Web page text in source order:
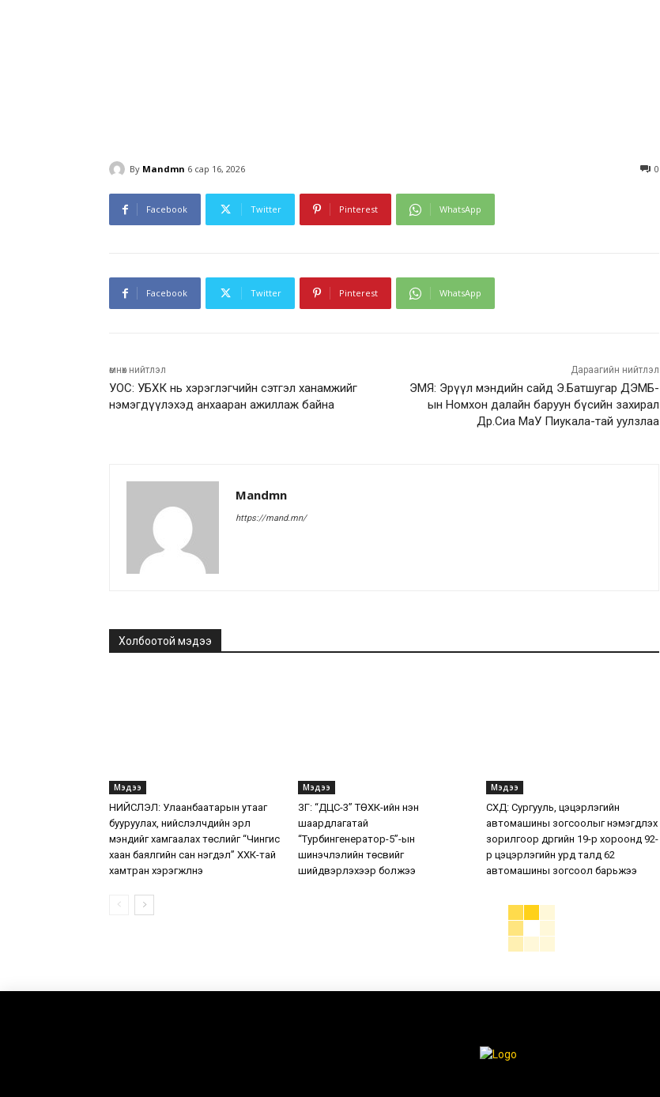
By Mandmn 6 сар 16, 2026 0
Facebook Twitter Pinterest WhatsApp
Facebook Twitter Pinterest WhatsApp
өмнөх нийтлэл
УОС: УБХК нь хэрэглэгчийн сэтгэл ханамжийг
нэмэгдүүлэхэд анхааран ажиллаж байна
Дараагийн нийтлэл
ЭМЯ: Эрүүл мэндийн сайд Э.Батшугар ДЭМБ-
ын Номхон далайн баруун бүсийн захирал
Др.Сиа МаУ Пиукала-тай уулзлаа
Mandmn
https://mand.mn/
Холбоотой мэдээ
Мэдээ
НИЙСЛЭЛ: Улаанбаатарын утааг
бууруулах, нийслэлчүүдийн эрүүл
мэндийг хамгаалах төслийг “Чингис
хаан баялгийн сан нэгдэл” ХХК-тай
хамтран хэрэгжүүлнэ
Мэдээ
ЗГ: “ДЦС-3” ТӨХК-ийн нэн
шаардлагатай
“Турбингенератор-5”-ын
шинэчлэлийн төсвийг
шийдвэрлэхээр болжээ
Мэдээ
СХД: Сургууль, цэцэрлэгийн
автомашины зогсоолыг нэмэгдүүлэх
зорилгоор дүүргийн 19-р хороонд 92-
р цэцэрлэгийн урд талд 62
автомашины зогсоол барьжээ